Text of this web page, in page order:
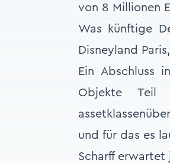
von 8 Millionen
Was künftige
Disneyland
Ein Abschluss
Objekte Teil
und für das es
Scharff erwartet